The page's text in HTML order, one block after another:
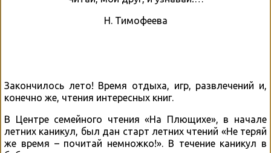
Н. Тимофеева
Закончилось лето! Время отдыха, игр, развлечений и,
конечно же, чтения интересных книг.
В Центре семейного чтения «На Плющихе», в начале
летних каникул, был дан старт летних чтений «Не теряй
же время – почитай немножко!». В течение каникул в